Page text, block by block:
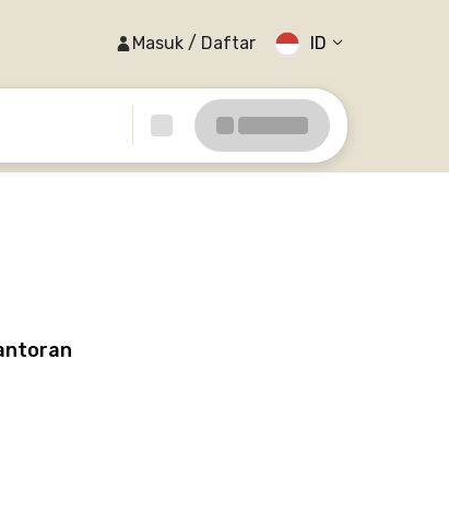
Masuk / Daftar ID